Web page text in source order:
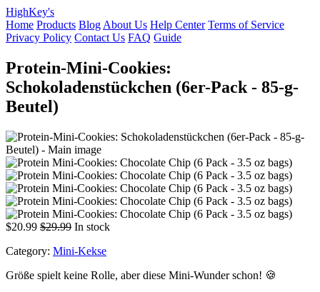
HighKey's
Home Products Blog About Us Help Center Terms of Service
Privacy Policy Contact Us FAQ Guide
Protein-Mini-Cookies:
Schokoladenstückchen (6er-Pack - 85-g-
Beutel)
$20.99 $29.99 In stock
Category: Mini-Kekse
Größe spielt keine Rolle, aber diese Mini-Wunder schon! 🍪